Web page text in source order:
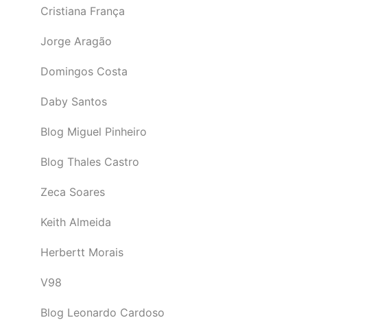
Cristiana França
Jorge Aragão
Domingos Costa
Daby Santos
Blog Miguel Pinheiro
Blog Thales Castro
Zeca Soares
Keith Almeida
Herbertt Morais
V98
Blog Leonardo Cardoso